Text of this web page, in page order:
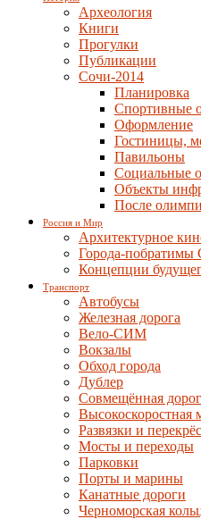
Археология
Книги
Прогулки
Публикации
Сочи-2014
Планировка
Спортивные
Оформление
Гостиницы,
Павильоны
Социальные
Объекты
После
Россия и Мир
Архитектурное
Города-побратимы
Концепции
Транспорт
Автобусы
Железная дорога
Вело-СИМ
Вокзалы
Обход города
Дублер
Совмещённая
Высокоскоростная
Развязки и
Мосты и переходы
Парковки
Порты и марины
Канатные дороги
Черноморская